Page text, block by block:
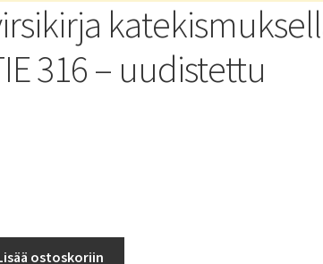
316 – uudistettu
ostoskoriin